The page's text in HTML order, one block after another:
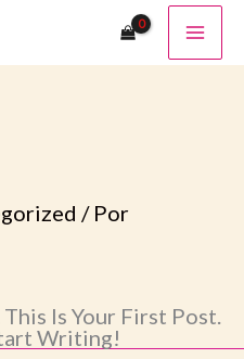
/ Por
Is Your First Post.
Writing!